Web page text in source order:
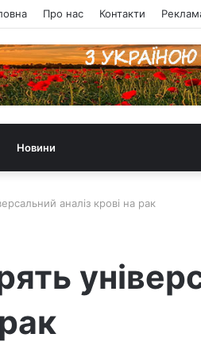
Про нас Контакти
Новини
аналіз крові на рак